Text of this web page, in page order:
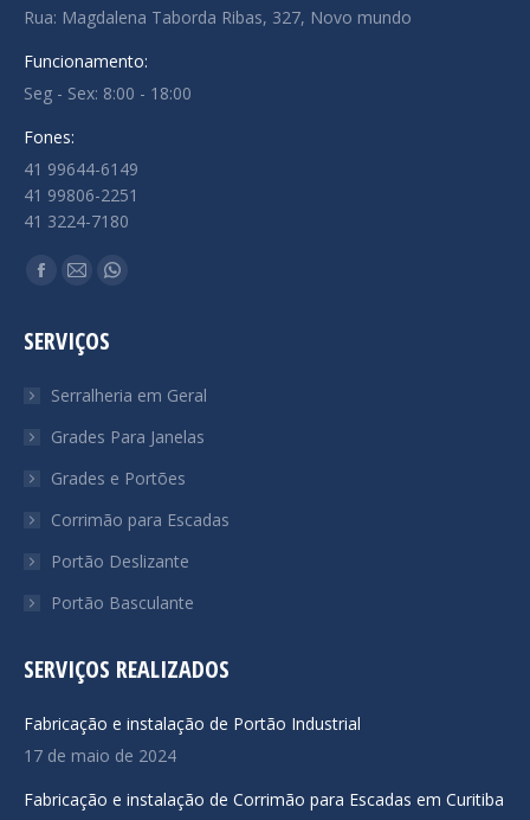
Rua: Magdalena Taborda Ribas, 327, Novo mundo
Funcionamento:
Seg - Sex: 8:00 - 18:00
Fones:
41 99644-6149
41 99806-2251
41 3224-7180
Encontre-nos em:
Facebook
opens
new
window
Mail
opens
new
window
Whatsapp
new
window
SERVIÇOS
Serralheria em Geral
Grades Para Janelas
Grades e Portões
Corrimão para Escadas
Portão Deslizante
Portão Basculante
SERVIÇOS REALIZADOS
Fabricação e instalação de Portão Industrial
17 de maio de 2024
Fabricação e instalação de Corrimão para Escadas em Curitiba